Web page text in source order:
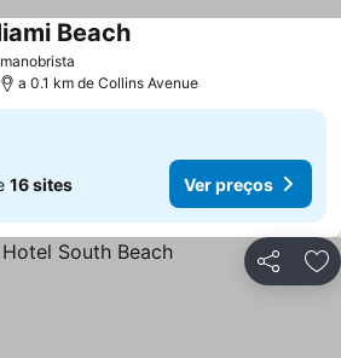
Beach
a 0.1 km de Collins Avenue
16 sites Ver preços
Partilhar